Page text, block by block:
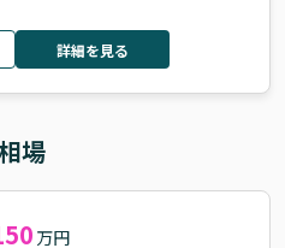
詳細を見る
場
万円